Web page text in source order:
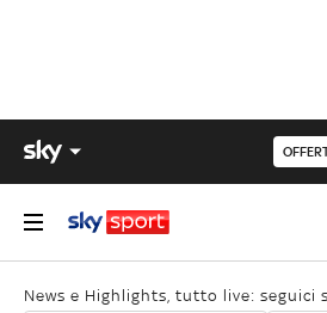
News e Highlights, tutto live: seguici